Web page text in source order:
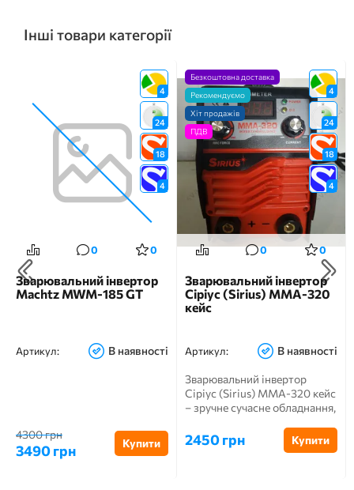
Інші товари категорії
4
24
18
4
0 0
Зварювальний інвертор
Machtz MWM-185 GT
Артикул: В наявності
4300 грн
3490 грн Купити
4
24
18
4
Безкоштовна доставка
Рекомендуємо
Хіт продажів
ПДВ
0 0
Зварювальний інвертор
Сіріус (Sirius) MMA-320
кейс
Артикул: В наявності
Зварювальний інвертор
Сіріус (Sirius) MMA-320 кейс
– зручне сучасне обладнання,
2450 грн Купити